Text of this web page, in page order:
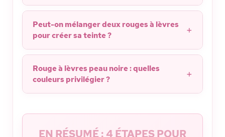
Peut-on mélanger deux rouges à lèvres
pour créer sa teinte ?
Rouge à lèvres peau noire : quelles
couleurs privilégier ?
EN RÉSUMÉ : 4 ÉTAPES POUR